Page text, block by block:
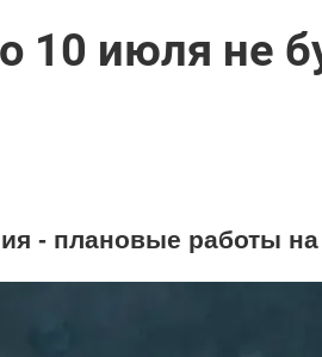
10 июля не
- плановые работы на